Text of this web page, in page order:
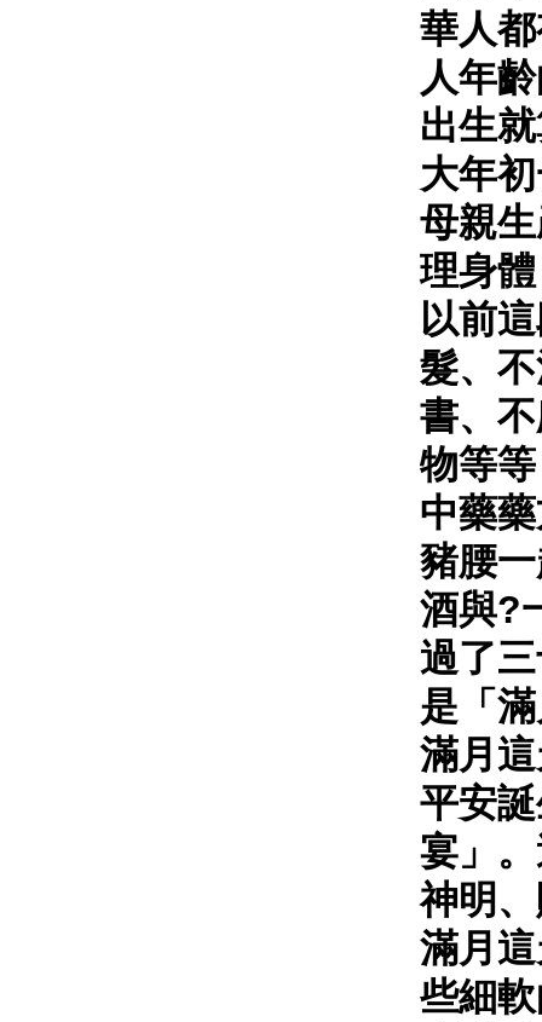
華人
人年
出生
大年
母親
理身
以前
髮、
書、
物等
中藥
豬腰
酒與?
過了
是「
滿月
平安
宴」
神明
滿月
些細